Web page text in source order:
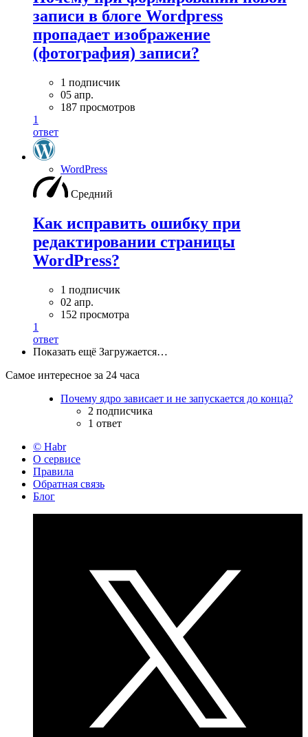
записи в блоге Wordpress
пропадает изображение
(фотография) записи?
1 подписчик
05 апр.
187 просмотров
1
ответ
WordPress
Средний
Как исправить ошибку при
редактировании страницы
WordPress?
1 подписчик
02 апр.
152 просмотра
1
ответ
Показать ещё Загружается…
Самое интересное за 24 часа
Почему ядро зависает и не запускается до конца?
2 подписчика
1 ответ
© Habr
О сервисе
Правила
Обратная связь
Блог